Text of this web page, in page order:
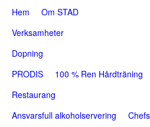
D
c
h
o
m
S
u
p
Hem
Om STAD
Verksamheter
Dopning
PRODIS
100 % Ren Hårdträning
Restaurang
Ansvarsfull alkoholservering